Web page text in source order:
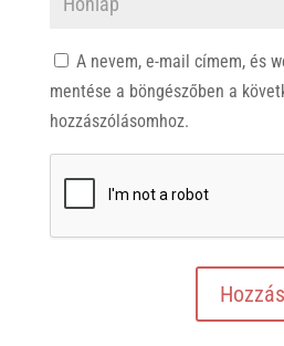
A nevem, e-mail címem, és
mentése a böngészőben a
hozzászólásomhoz.